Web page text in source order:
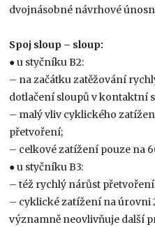
dvojnásobné návrhové
Spoj sloup – sloup:
● u styčníku B2:
– na začátku zatěžování
dotlačení sloupů v kontaktní
– malý vliv cyklického
přetvoření;
– celkové zatížení pouze na
● u styčníku B3:
– též rychlý nárůst
– cyklické zatížení na úrovni
významně neovlivňuje další